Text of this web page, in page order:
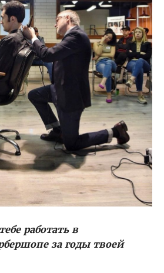
работать в
за годы твоей